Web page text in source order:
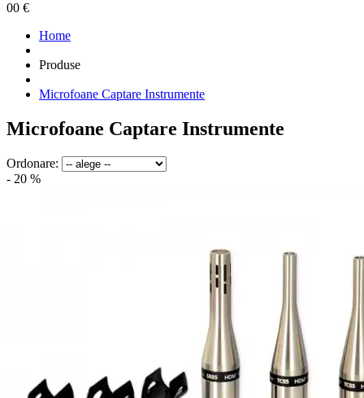
00 €
Home
Produse
Microfoane Captare Instrumente
Microfoane Captare Instrumente
Ordonare:
- 20 %